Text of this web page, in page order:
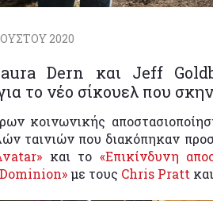
2020
Dern και Jeff
το νέο σίκουελ που
κοινωνικής
ταινιών που διακόπηκαν
και το «Επικίνδυνη
με τους Chris Pratt και